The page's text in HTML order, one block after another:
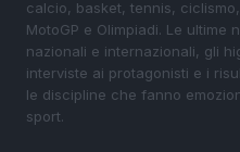
calcio, basket, tennis, ciclismo,
MotoGP e Olimpiadi. Le ultime
nazionali e internazionali, gli
interviste ai protagonisti e i
le discipline che fanno
sport.